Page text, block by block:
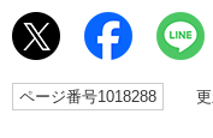
ページ番号1018288 更